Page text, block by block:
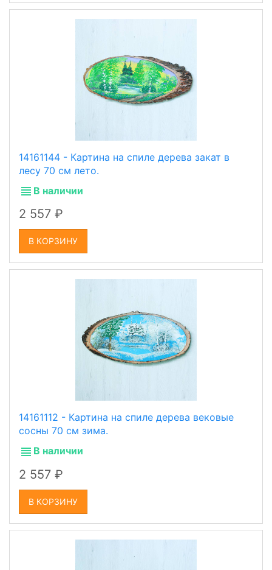
14161144 - Картина на спиле дерева закат в
лесу 70 см лето.
В наличии
2 557
В КОРЗИНУ
14161112 - Картина на спиле дерева вековые
сосны 70 см зима.
В наличии
2 557
В КОРЗИНУ